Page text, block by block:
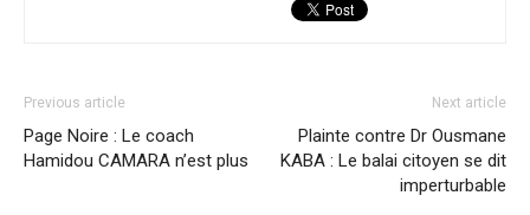
Previous article
Page Noire : Le coach
Hamidou CAMARA n’est plus
Next article
Plainte contre Dr Ousmane
KABA : Le balai citoyen se dit
imperturbable